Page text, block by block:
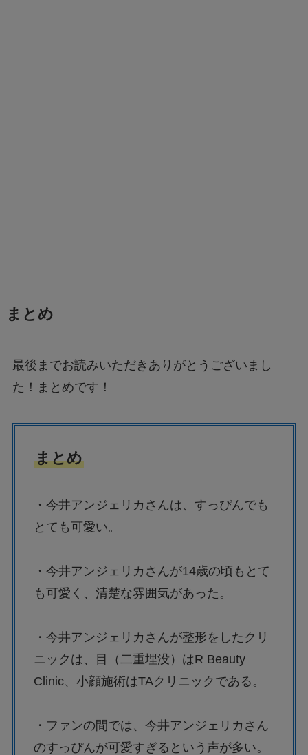
まとめ
最後までお読みいただきありがとうございまし
た！まとめです！
まとめ
・今井アンジェリカさんは、すっぴんでも
とても可愛い。
・今井アンジェリカさんが14歳の頃もとて
も可愛く、清楚な雰囲気があった。
・今井アンジェリカさんが整形をしたクリ
ニックは、目（二重埋没）はR Beauty
Clinic、小顔施術はTAクリニックである。
・ファンの間では、今井アンジェリカさん
のすっぴんが可愛すぎるという声が多い。